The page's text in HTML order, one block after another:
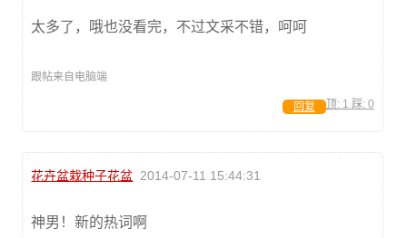
太多了，哦也没看完，不过文采不错，呵呵
跟帖来自电脑端
顶: 1 踩: 0
回复
花卉盆栽种子花盆 2014-07-11 15:44:31
神男！新的热词啊